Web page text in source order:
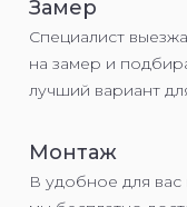
Замер
Специалист
на замер и
лучший вариант
Монтаж
В удобное для вас